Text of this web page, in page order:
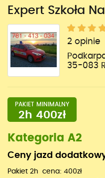
Expert Szkoła
2 opinie
35-083
PAKIET MINIMALNY
2h 400zł
Kategoria A2
Ceny jazd
Pakiet 2h cena: 400zł